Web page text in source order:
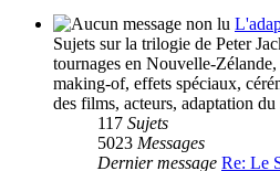
Sujets sur la trilogie de Peter
tournages en Nouvelle-
making-of, effets spéciaux,
des films, acteurs, adaptation du
117 Sujets
5023 Messages
Dernier message Re: Le